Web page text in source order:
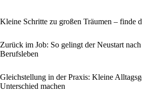
Kleine Schritte zu großen Träumen – finde
Zurück im Job: So gelingt der Neustart
Berufsleben
Gleichstellung in der Praxis: Kleine
Unterschied machen